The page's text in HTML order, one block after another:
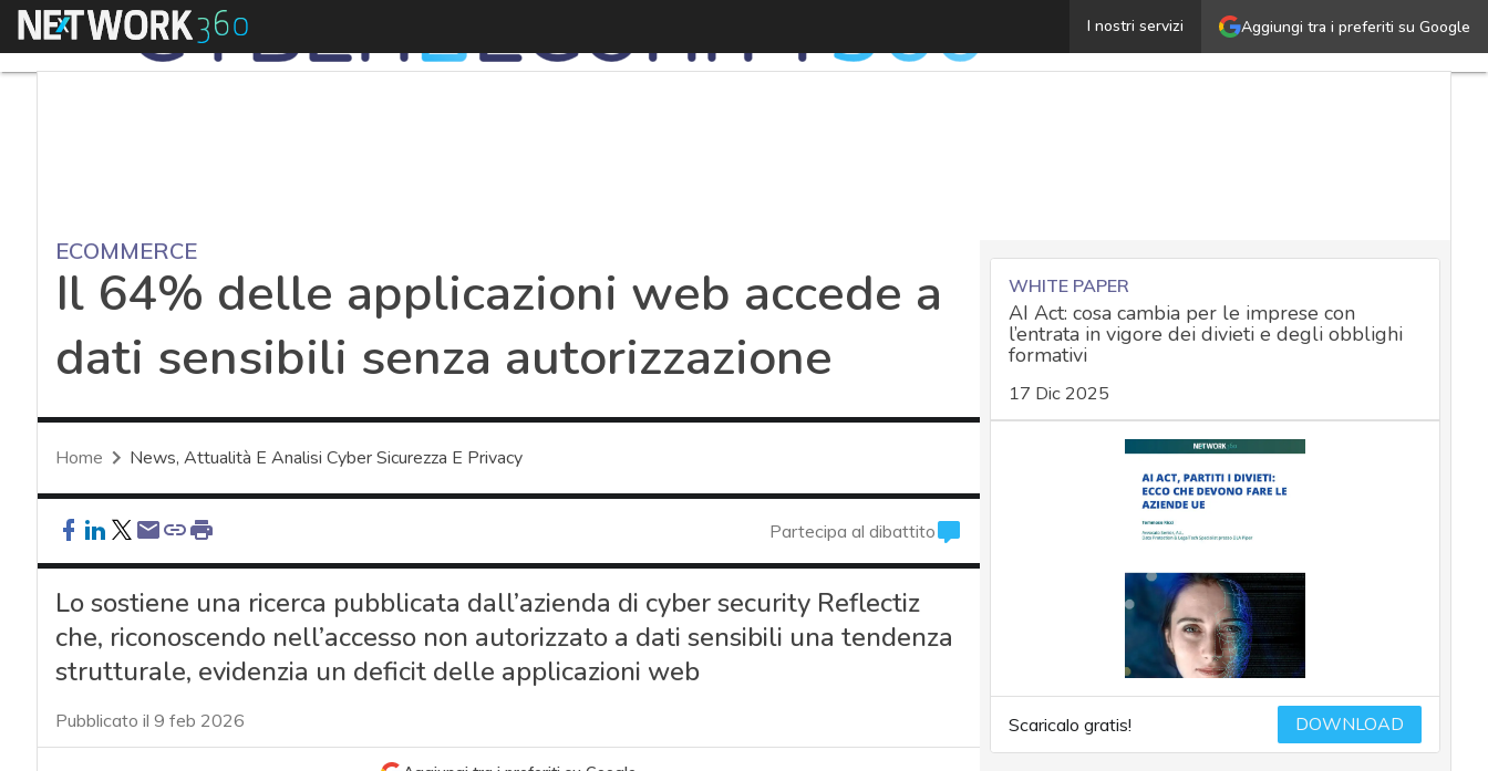
Aggiungi tra i preferiti su Google
I nostri servizi
Menu Il 64% delle applicazioni web accede a dati sensibili
ECOMMERCE
Il 64% delle applicazioni web accede a
dati sensibili senza autorizzazione
Home News, Attualità E Analisi Cyber Sicurezza E Privacy
Partecipa al dibattito
Lo sostiene una ricerca pubblicata dall’azienda di cyber security Reflectiz
che, riconoscendo nell’accesso non autorizzato a dati sensibili una tendenza
strutturale, evidenzia un deficit delle applicazioni web
Pubblicato il 9 feb 2026
WHITE PAPER
AI Act: cosa cambia per le imprese con
l’entrata in vigore dei divieti e degli obblighi
formativi
17 Dic 2025
Scaricalo gratis! DOWNLOAD